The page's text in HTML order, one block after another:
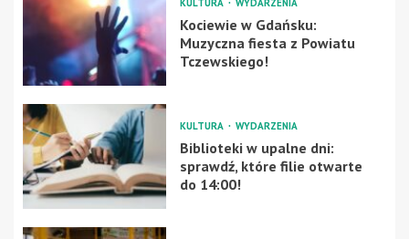
KULTURA WYDARZENIA
Kociewie w Gdańsku:
Muzyczna fiesta z Powiatu
Tczewskiego!
KULTURA WYDARZENIA
Biblioteki w upalne dni:
sprawdź, które filie otwarte
do 14:00!